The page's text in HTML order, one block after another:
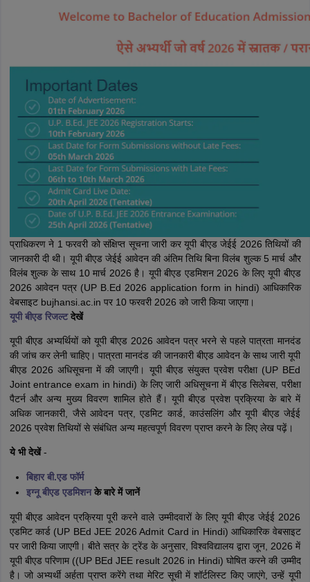
प्राधिकरण ने 1 फरवरी को संक्षिप्त सूचना जारी कर यूपी बीएड जेईई 2026 तिथियों की
जानकारी दी थी। यूपी बीएड जेईई आवेदन की अंतिम तिथि बिना विलंब शुल्क 5 मार्च और
विलंब शुल्क के साथ 10 मार्च 2026 है। यूपी बीएड एडमिशन 2026 के लिए यूपी बीएड
2026 आवेदन पत्र (UP B.Ed 2026 application form in hindi) आधिकारिक
वेबसाइट bujhansi.ac.in पर 10 फरवरी 2026 को जारी किया जाएगा।
यूपी बीएड रिजल्टदेखें
यूपी बीएड अभ्यर्थियों को यूपी बीएड 2026 आवेदन पत्र भरने से पहले पात्रता मानदंड
की जांच कर लेनी चाहिए। पात्रता मानदंड की जानकारी बीएड आवेदन के साथ जारी यूपी
बीएड 2026 अधिसूचना में की जाएगी। यूपी बीएड संयुक्त प्रवेश परीक्षा (UP BEd
Joint entrance exam in hindi) के लिए जारी अधिसूचना में बीएड सिलेबस, परीक्षा
पैटर्न और अन्य मुख्य विवरण शामिल होते हैं। यूपी बीएड प्रवेश प्रक्रिया के बारे में
अधिक जानकारी, जैसे आवेदन पत्र, एडमिट कार्ड, काउंसलिंग और यूपी बीएड जेईई
2026 प्रवेश तिथियों से संबंधित अन्य महत्वपूर्ण विवरण प्राप्त करने के लिए लेख पढ़ें।
ये भी देखें-
बिहार बी.एड फॉर्म
इग्नू बीएड एडमिशन के बारे में जानें
यूपी बीएड आवेदन प्रक्रिया पूरी करने वाले उम्मीदवारों के लिए यूपी बीएड जेईई 2026
एडमिट कार्ड (UP BEd JEE 2026 Admit Card in Hindi) आधिकारिक वेबसाइट
पर जारी किया जाएगी। बीते सत्र के ट्रेंड के अनुसार, विश्वविद्यालय द्वारा जून, 2026 में
यूपी बीएड परिणाम ((UP BEd JEE result 2026 in Hindi) घोषित करने की उम्मीद
है। जो अभ्यर्थी अर्हता प्राप्त करेंगे तथा मेरिट सूची में शॉर्टलिस्ट किए जाएंगे, उन्हें यूपी